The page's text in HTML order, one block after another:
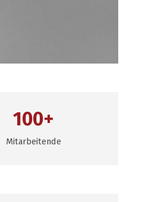
100+
Mitarbeitende